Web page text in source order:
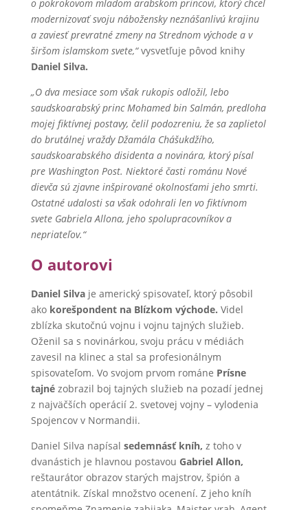
o pokrokovom mladom arabskom princovi, ktorý chcel
modernizovať svoju nábožensky neznášanlivú krajinu
a zaviesť prevratné zmeny na Strednom východe a v
širšom islamskom svete,“vysvetľuje pôvod knihy
Daniel Silva.
„O dva mesiace som však rukopis odložil, lebo
saudskoarabský princ Mohamed bin Salmán, predloha
mojej fiktívnej postavy, čelil podozreniu, že sa zaplietol
do brutálnej vraždy Džamála Chášukdžího,
saudskoarabského disidenta a novinára, ktorý písal
pre Washington Post. Niektoré časti románu Nové
dievča sú zjavne inšpirované okolnosťami jeho smrti.
Ostatné udalosti sa však odohrali len vo fiktívnom
svete Gabriela Allona, jeho spolupracovníkov a
nepriateľov.“
O autorovi
Daniel Silvaje americký spisovateľ, ktorý pôsobil
ako korešpondent na Blízkom východe. Videl
zblízka skutočnú vojnu i vojnu tajných služieb.
Oženil sa s novinárkou, svoju prácu v médiách
zavesil na klinec a stal sa profesionálnym
spisovateľom. Vo svojom prvom románe Prísne
tajnézobrazil boj tajných služieb na pozadí jednej
z najväčších operácií 2. svetovej vojny – vylodenia
Spojencov v Normandii.
Daniel Silva napísal sedemnásť kníh, z toho v
dvanástich je hlavnou postavou Gabriel Allon,
reštaurátor obrazov starých majstrov, špión a
atentátnik. Získal množstvo ocenení. Z jeho kníh